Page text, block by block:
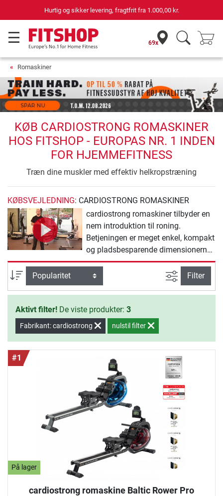
Hurtig og sikker levering, fragtfrit fra 1.000,00 kr.
69x
Romaskiner
KØB CARDIOSTRONG ROMASKINER
HOS FITSHOP - EUROPAS NR. 1 INDEN
FOR HJEMMEFITNESS
Træn dine muskler med effektiv helkropstræning
KØBSVEJLEDNING: CARDIOSTRONG ROMASKINER
cardiostrong romaskiner tilbyder en
nem introduktion til roning.
Betjeningen er meget enkel, kompakt
og pladsbesparende dimensionerne
og efter træningen kan de foldes
sammen. Takket være sit hybrid
modstands-system med luft og
magnetbremse, tilbyder de dig i det
lave såvel som i det høje
modstandsområde en jævn og
behagelig bevægelse .
sortering Avanceret
Filter
Aktivt filter! De viste produkter: 3
Fabrikant: cardiostrong nulstil filter
#1
På lager
cardiostrong romaskine Baltic Rower Pro